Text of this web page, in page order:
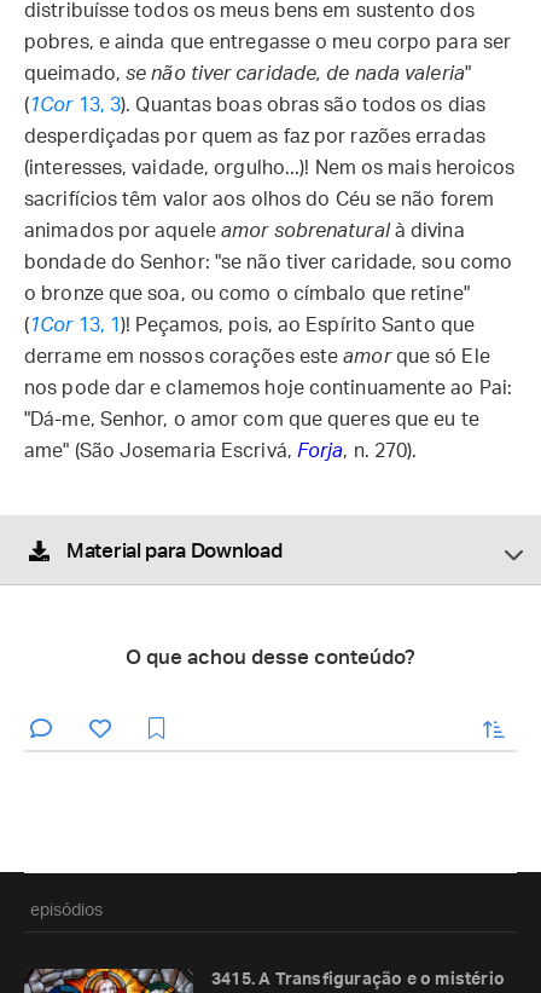
distribuísse todos os meus bens em sustento dos
pobres, e ainda que entregasse o meu corpo para ser
queimado, se não tiver caridade, de nada valeria"
(1Cor13, 3). Quantas boas obras são todos os dias
desperdiçadas por quem as faz por razões erradas
(interesses, vaidade, orgulho...)! Nem os mais heroicos
sacrifícios têm valor aos olhos do Céu se não forem
animados por aqueleamor sobrenaturalà divina
bondade do Senhor: "se não tiver caridade, sou como
o bronze que soa, ou como o címbalo que retine"
(1Cor13, 1)! Peçamos, pois, ao Espírito Santo que
derrame em nossos corações esteamorque só Ele
nos pode dar e clamemos hoje continuamente ao Pai:
"Dá-me, Senhor, o amor com que queres que eu te
ame" (São Josemaria Escrivá, Forja, n. 270).
Material para Download
O que achou desse conteúdo?
enviar
episódios
3415. A Transfiguração e o mistério